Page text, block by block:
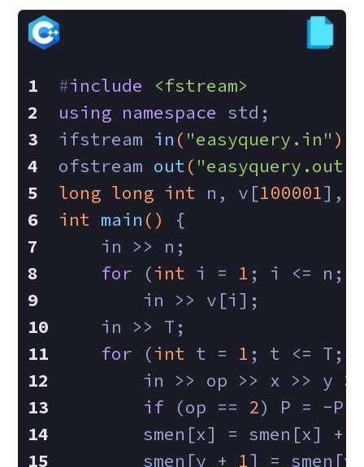
#include
<fstream>
using namespace std;
ifstream in ( "easyquery.in" )
ofstream out( "easyquery.out"
long long int n, v[100001],
int main ()
{
    in >> n;
for (int i = 1 ; i <= n;
        in >> v[i];
    in >> T;
for (int t = 1 ; t <= T;
in >> op >> x >> y
if (op == 2) P = -P;
smen[x] = smen[x] +
        smen[y +
1] =